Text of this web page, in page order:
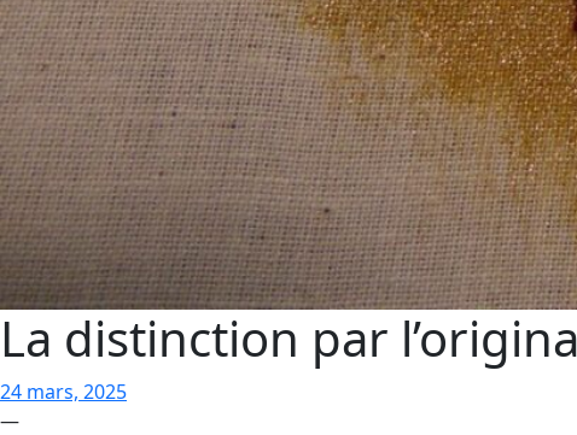
La distinction par
24 mars, 2025
—